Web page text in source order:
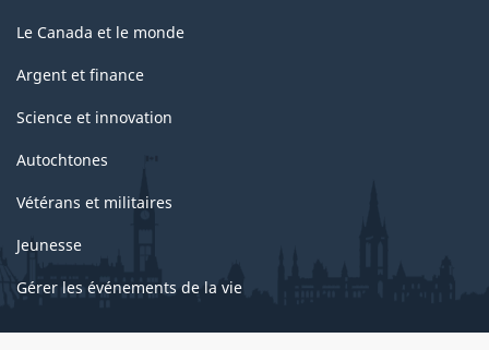
Le Canada et le monde
Argent et finance
Science et innovation
Autochtones
Vétérans et militaires
Jeunesse
Gérer les événements de la vie